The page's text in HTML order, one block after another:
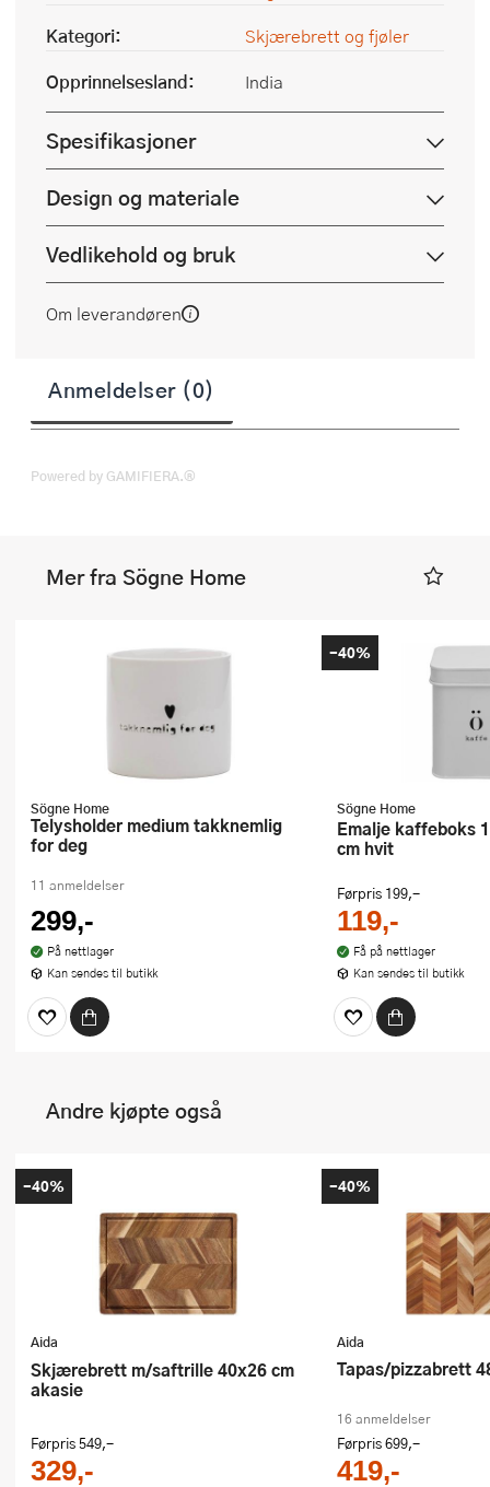
Kategori:
Skjærebrett og fjøler
Opprinnelsesland:
India
Spesifikasjoner
Design og materiale
Vedlikehold og bruk
Om leverandøren
Anmeldelser (0)
Powered by GAMIFIERA.®
Mer fra Sögne Home
Sögne Home
Telysholder medium takknemlig
for deg
11 anmeldelser
299,-
På nettlager
Kan sendes til butikk
Sögne Home
Emalje kaffeboks 11,5x11,5x14
cm hvit
Førpris 199,-
119,-
Få på nettlager
Kan sendes til butikk
-40%
Andre kjøpte også
Aida
Skjærebrett m/saftrille 40x26 cm
akasie
Førpris549,-
329,-
-40%
Aida
Tapas/pizzabrett
16 anmeldelser
Førpris699,-
419,-
-40%